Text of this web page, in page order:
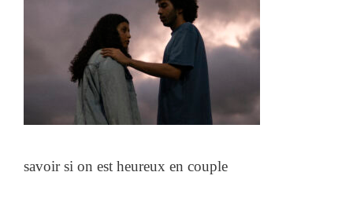
savoir si on est heureux en couple